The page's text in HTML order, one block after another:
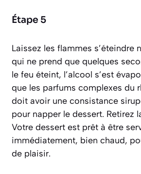
Étape 5
Laissez les flammes s’éteindre
qui ne prend que quelques
le feu éteint, l’alcool s’est
que les parfums complexes du
doit avoir une consistance
pour napper le dessert. Retirez
Votre dessert est prêt à être
immédiatement, bien chaud,
de plaisir.